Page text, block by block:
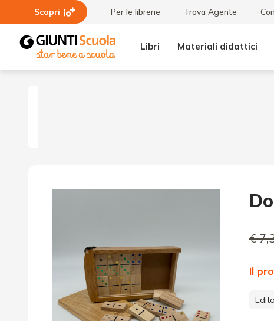
Scopri Per le librerie Trova Agente
Libri Materiali didattici
€
Il